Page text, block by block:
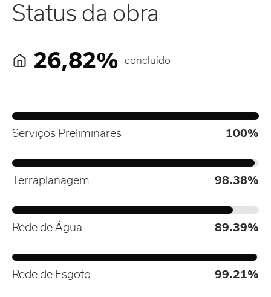
Status da obra
26,82% concluído
Serviços Preliminares 100%
Terraplanagem 98.38%
Rede de Água 89.39%
Rede de Esgoto 99.21%